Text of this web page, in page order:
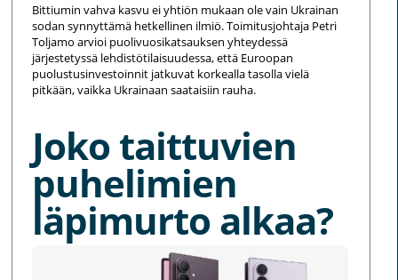
Bittiumin vahva kasvu ei yhtiön mukaan ole vain Ukrainan
sodan synnyttämä hetkellinen ilmiö. Toimitusjohtaja Petri
Toljamo arvioi puolivuosikatsauksen yhteydessä
järjestetyssä lehdistötilaisuudessa, että Euroopan
puolustusinvestoinnit jatkuvat korkealla tasolla vielä
pitkään, vaikka Ukrainaan saataisiin rauha.
Joko taittuvien
puhelimien
läpimurto alkaa?